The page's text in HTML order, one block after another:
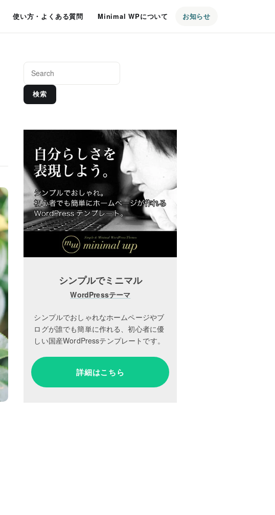
使い方・よくある質問 Minimal WPについて お知らせ
検索
シンプルでミニマル
WordPressテーマ
シンプルでおしゃれなホームページやブ
ログが誰でも簡単に作れる、初心者に優
しい国産WordPressテンプレートです。
詳細はこちら